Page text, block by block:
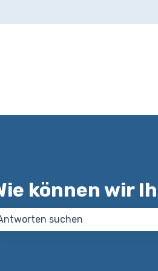
für Übersetzungen anzeigen
können wir